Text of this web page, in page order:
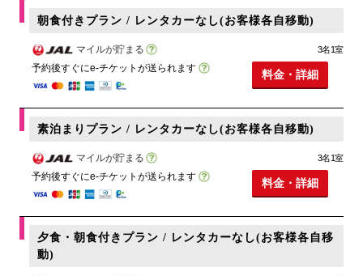
朝食付きプラン / レンタカーなし(お客様各自移動)
マイルが貯まる
予約後すぐにe-チケットが送られます
3名1室
料金・詳細
素泊まりプラン / レンタカーなし(お客様各自移動)
マイルが貯まる
予約後すぐにe-チケットが送られます
3名1室
料金・詳細
夕食・朝食付きプラン / レンタカーなし(お客様各自移
動)